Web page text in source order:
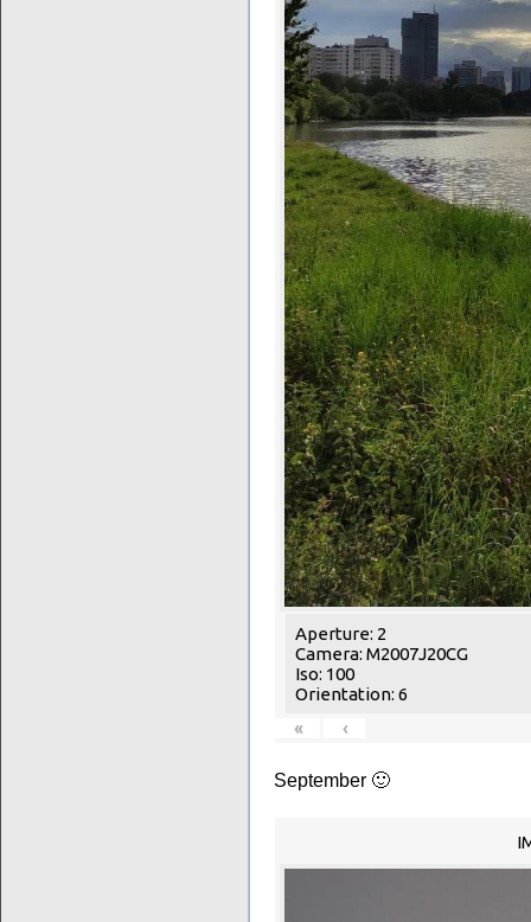
Aperture: 2
Camera: M2007J20CG
Iso: 100
Orientation: 6
«
‹
September 🙂